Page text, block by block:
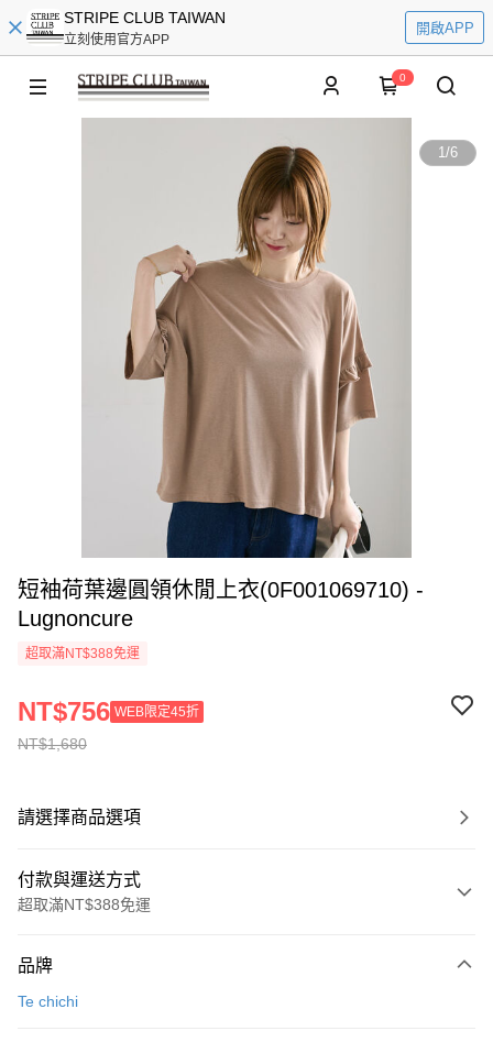
STRIPE CLUB TAIWAN
立刻使用官方APP
開啟APP
0
1/6
短袖荷葉邊圓領休閒上衣(0F001069710) -
Lugnoncure
超取滿NT$388免運
NT$1,680
NT$756 WEB限定45折
請選擇商品選項
付款與運送方式
超取滿NT$388免運
信用卡一次付款
品牌
Te chichi